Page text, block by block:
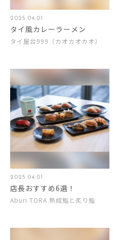
2025.04.01
タイ風カレーラーメン
タイ屋台999（カオカオカオ）
2025.04.01
店長おすすめ6選！
Aburi TORA 熟成鮨と炙り鮨